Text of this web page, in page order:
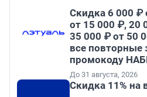
Скидка 6 000 ₽
от 15 000 ₽, 20
35 000 ₽ от 50
все повторные
промокоду
До 31 августа, 2026
Скидка 11% на